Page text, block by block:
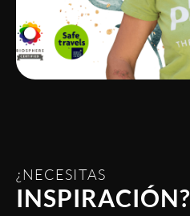
¿NECESITAS
INSPIRACIÓN?